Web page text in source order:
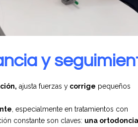
y
ajusta fuerzas y corrige pequeños
, especialmente en tratamientos con
constante son claves: una